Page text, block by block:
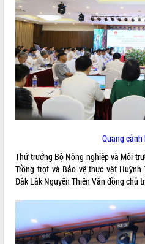
ĐIỂM TIN VĂN BẢN
QUY HOẠCH - KẾ HOẠCH
Quang
Thứ trưởng Bộ Nông nghiệp và Môi
Trồng trọt và Bảo vệ thực vật
Đắk Lắk Nguyễn Thiên Văn đồng chủ